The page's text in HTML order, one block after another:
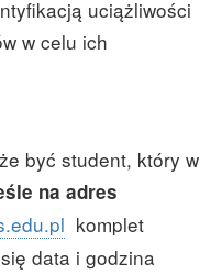
uciążliwości
w celu ich
być student, który w
na adres
komplet
data i godzina